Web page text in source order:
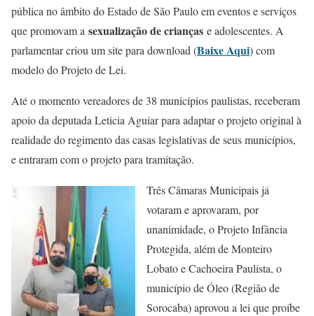
pública no âmbito do Estado de São Paulo em eventos e serviços
que promovam a sexualização de crianças e adolescentes. A
parlamentar criou um site para download (Baixe Aqui) com
modelo do Projeto de Lei.
Até o momento vereadores de 38 municípios paulistas, receberam
apoio da deputada Leticia Aguiar para adaptar o projeto original à
realidade do regimento das casas legislativas de seus municípios,
e entraram com o projeto para tramitação.
Três Câmaras Municipais já
votaram e aprovaram, por
unanimidade, o Projeto Infância
Protegida, além de Monteiro
Lobato e Cachoeira Paulista, o
município de Óleo (Região de
Sorocaba) aprovou a lei que proíbe